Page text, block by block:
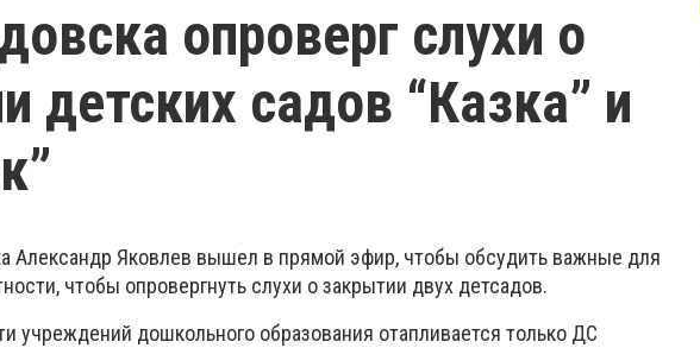
опроверг слухи о
детских садов “Казка” и
Александр Яковлев вышел в прямой эфир, чтобы обсудить важные для
чтобы опровергнуть слухи о закрытии двух детсадов.
учреждений дошкольного образования отапливается только ДС